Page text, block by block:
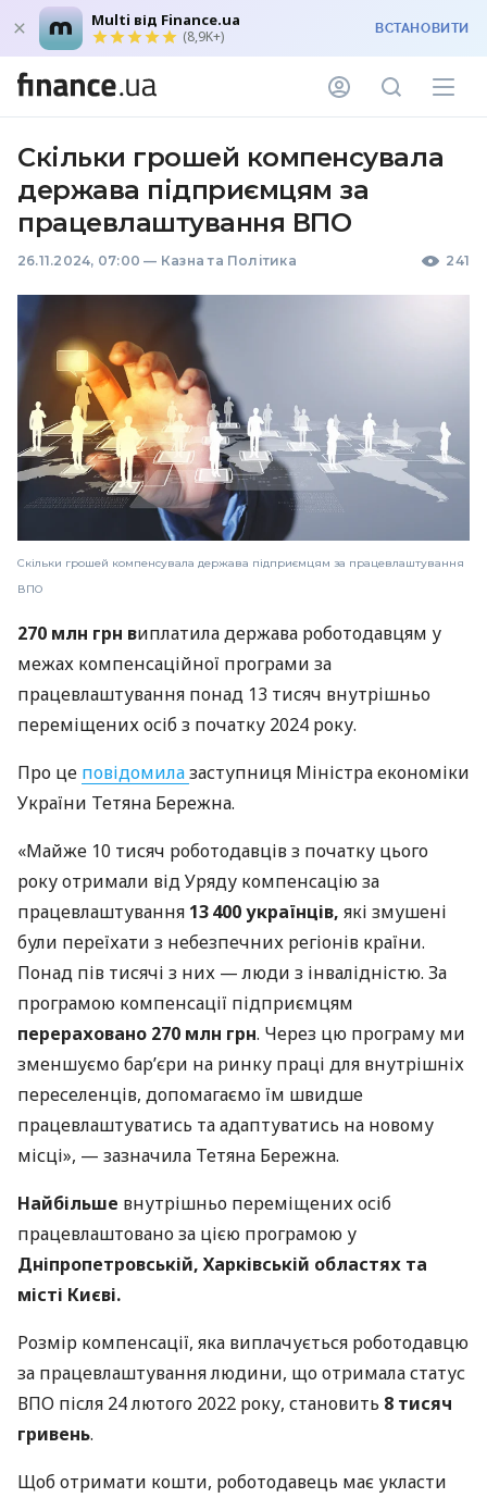
Multi від Finance.ua
(8,9K+) ВСТАНОВИТИ
Скільки грошей компенсувала
держава підприємцям за
працевлаштування ВПО
26.11.2024, 07:00 — Казна та Політика 241
Скільки грошей компенсувала держава підприємцям за працевлаштування
ВПО
270 млн грн виплатила держава роботодавцям у
межах компенсаційної програми за
працевлаштування понад 13 тисяч внутрішньо
переміщених осіб з початку 2024 року.
Про це повідомилазаступниця Міністра економіки
України Тетяна Бережна.
«Майже 10 тисяч роботодавців з початку цього
року отримали від Уряду компенсацію за
працевлаштування 13 400 українців, які змушені
були переїхати з небезпечних регіонів країни.
Понад пів тисячі з них — люди з інвалідністю. За
програмою компенсації підприємцям
перераховано 270 млн грн. Через цю програму ми
зменшуємо бар’єри на ринку праці для внутрішніх
переселенців, допомагаємо їм швидше
працевлаштуватись та адаптуватись на новому
місці», — зазначила Тетяна Бережна.
Найбільше внутрішньо переміщених осіб
працевлаштовано за цією програмою у
Дніпропетровській, Харківській областях та
місті Києві.
Розмір компенсації, яка виплачується роботодавцю
за працевлаштування людини, що отримала статус
ВПО після 24 лютого 2022 року, становить 8 тисяч
гривень.
Щоб отримати кошти, роботодавець має укласти